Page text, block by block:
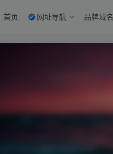
首页 网址导航 品牌域名